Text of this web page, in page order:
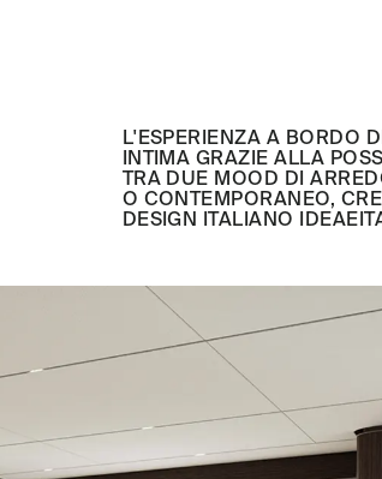
L'ESPERIENZA A BORDO
INTIMA GRAZIE ALLA
TRA DUE MOOD DI
O CONTEMPORANEO,
DESIGN ITALIANO